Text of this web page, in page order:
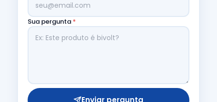
Sua pergunta *
Enviar pergunta